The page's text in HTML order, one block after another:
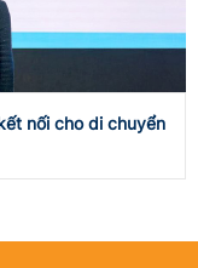
nối cho di chuyển